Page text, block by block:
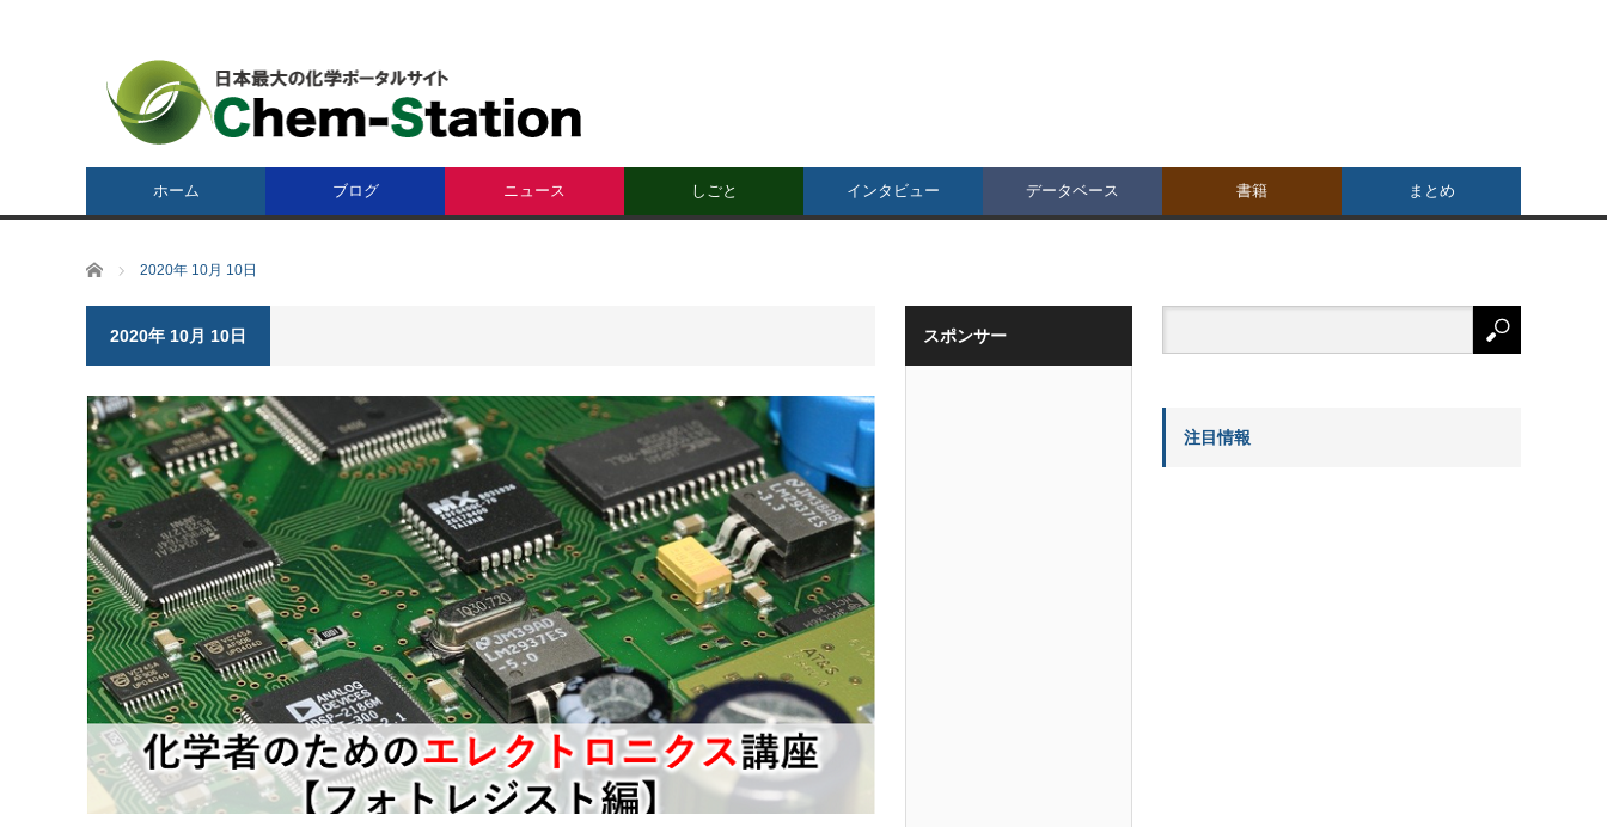
ホーム ブログ ニュース しごと インタビュー データベース 書籍 まとめ
ホーム 2020年 10月 10日
2020年 10月 10日 スポンサー
注目情報